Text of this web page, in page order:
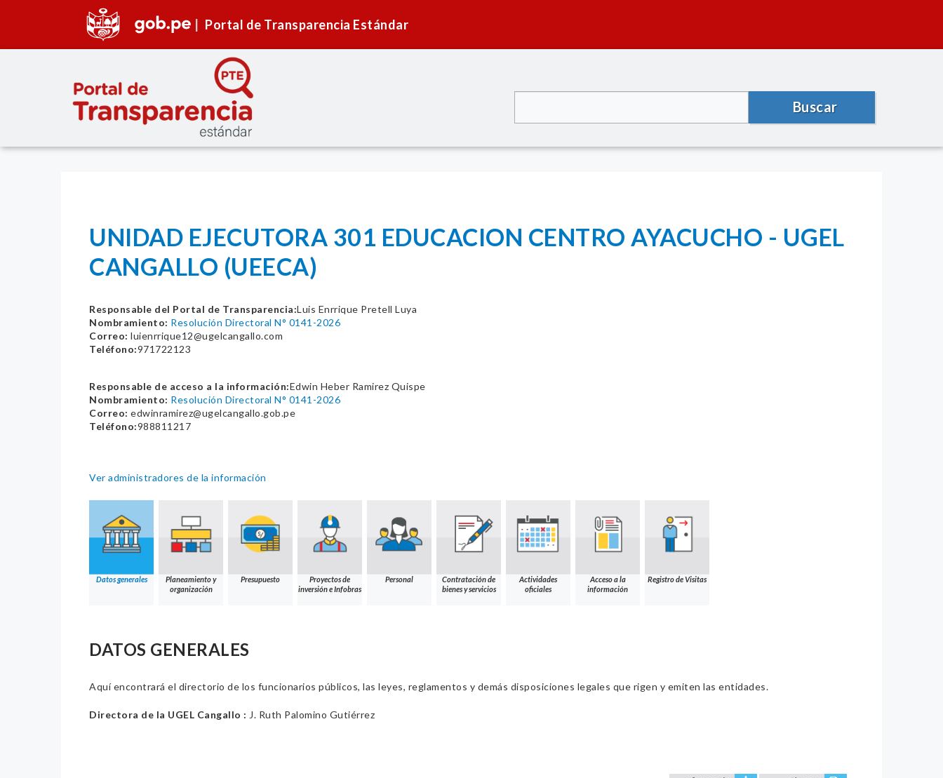
Portal de Transparencia Estándar
Buscar
UNIDAD EJECUTORA 301 EDUCACION CENTRO AYACUCHO - UGEL
CANGALLO (UEECA)
Responsable del Portal de Transparencia:Luis Enrrique Pretell Luya
Nombramiento: Resolución Directoral N° 0141-2026
Correo: luienrrique12@ugelcangallo.com
Teléfono:971722123
Responsable de acceso a la información:Edwin Heber Ramirez Quispe
Nombramiento: Resolución Directoral N° 0141-2026
Correo: edwinramirez@ugelcangallo.gob.pe
Teléfono:988811217
Ver administradores de la información
Datos generales
Planeamiento y
organización
Presupuesto
Proyectos de
inversión e Infobras
Personal
Contratación de
bienes y servicios
Actividades
oficiales
Acceso a la
información
Registro de Visitas
DATOS GENERALES
Aquí encontrará el directorio de los funcionarios públicos, las leyes, reglamentos y demás disposiciones legales que rigen y emiten las entidades.
Directora de la UGEL Cangallo : J. Ruth Palomino Gutiérrez